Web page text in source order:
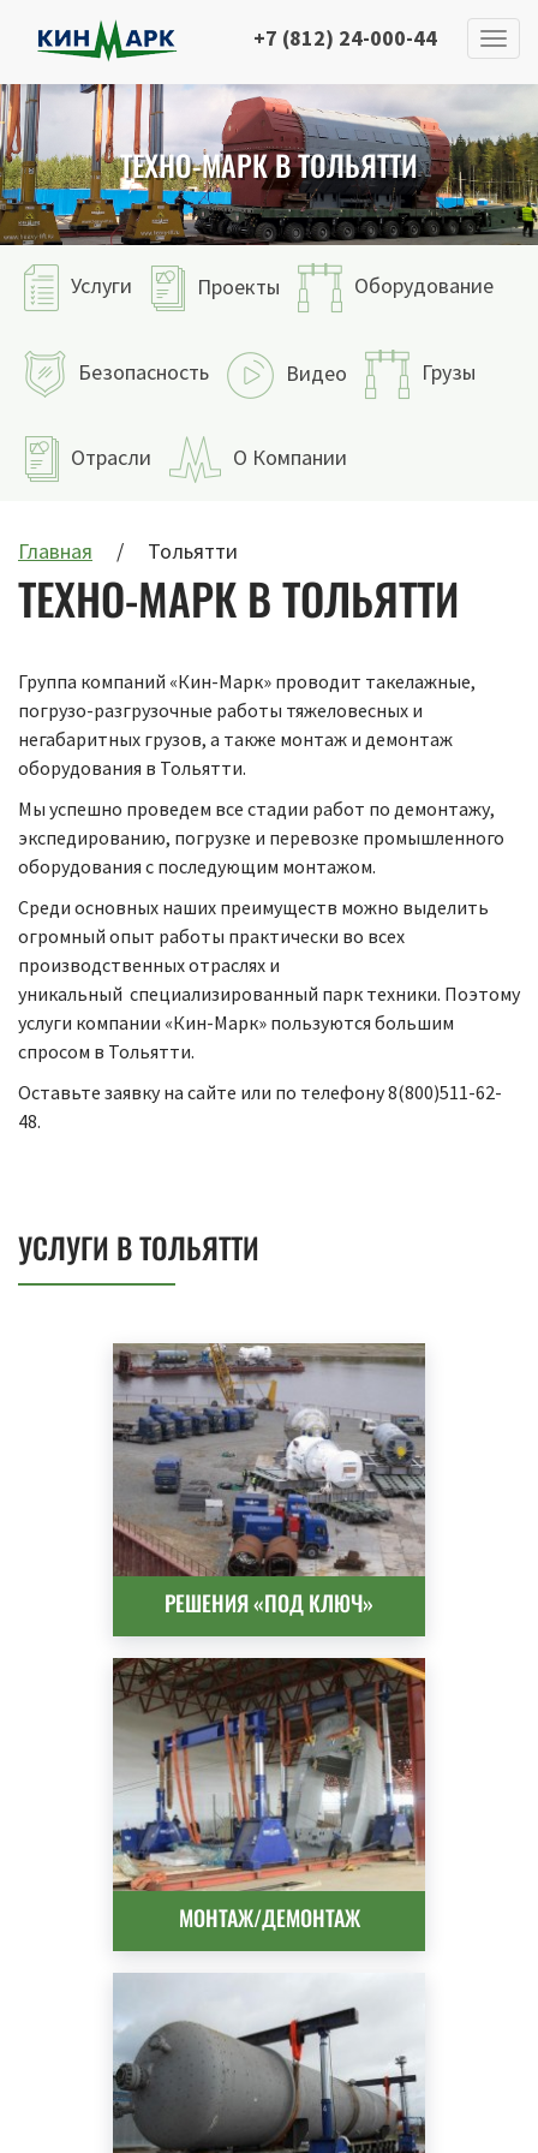
+7 (812) 24-000-44
ТЕХНО-МАРК В ТОЛЬЯТТИ
Услуги Проекты Оборудование
Безопасность Видео Грузы
Отрасли О Компании
Главная Тольятти
ТЕХНО-МАРК В ТОЛЬЯТТИ
Группа компаний «Кин-Марк» проводит такелажные,
погрузо-разгрузочные работы тяжеловесных и
негабаритных грузов, а также монтаж и демонтаж
оборудования в Тольятти.
Мы успешно проведем все стадии работ по демонтажу,
экспедированию, погрузке и перевозке промышленного
оборудования с последующим монтажом.
Среди основных наших преимуществ можно выделить
огромный опыт работы практически во всех
производственных отраслях и
уникальный специализированный парк техники. Поэтому
услуги компании «Кин-Марк» пользуются большим
спросом в Тольятти.
Оставьте заявку на сайте или по телефону 8(800)511-62-
48.
УСЛУГИ В ТОЛЬЯТТИ
РЕШЕНИЯ «ПОД КЛЮЧ»
МОНТАЖ/ДЕМОНТАЖ